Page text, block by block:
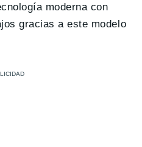
moderna con
gracias a este modelo